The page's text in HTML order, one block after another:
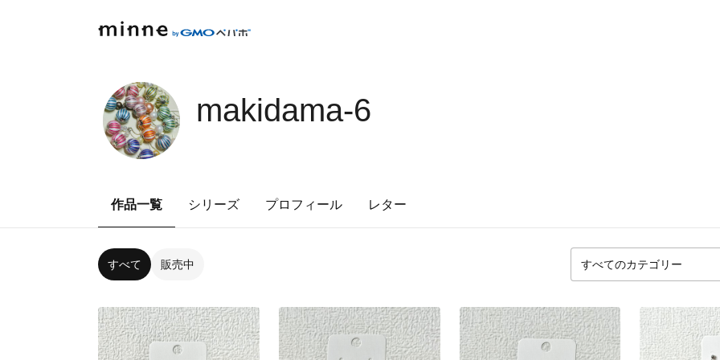
makidama-6
作品一覧 シリーズ プロフィール レター
すべて 販売中